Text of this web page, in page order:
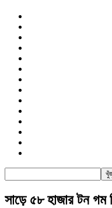
সাড়ে ৫৮ হাজার টন গম